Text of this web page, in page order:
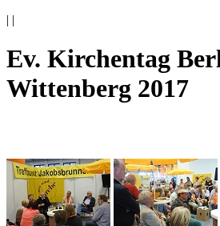
| |
Ev. Kirchentag
Wittenberg 2017